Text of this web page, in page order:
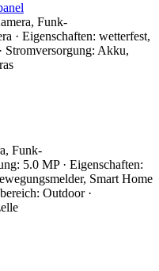
Funk-
· Eigenschaften: wetterfest,
Stromversorgung: Akku,
Funk-
5.0 MP · Eigenschaften:
Smart Home
Outdoor ·